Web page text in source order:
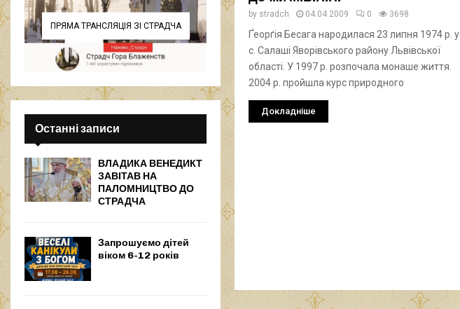
by stradch 04.04.2009 0 3698
Ґеорґія Бесага народилася 23 липня 1974 р. у
с. Салаші Яворівського району Львівської
області. У 1997 р. розпочала монаше життя.
2004 р. пройшла курс природного
Докладніше
ПРЯМА ТРАНСЛЯЦІЯ ЗІ СТРАДЧА
Останні записи
ВЛАДИКА ВЕНЕДИКТ
ЗАВІТАВ НА
ПАЛОМНИЦТВО ДО
СТРАДЧА
Запрошуємо дітей
віком 6-12 років